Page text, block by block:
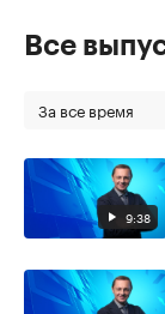
Все
За все время
9:38